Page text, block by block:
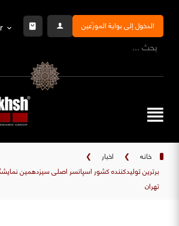
الدخول إلى بوابة الموزّعين
خانه ❯ اخبار
❯
برترین تولیدکننده کشور اسپانسر اصلی سیزدهمین
تهران